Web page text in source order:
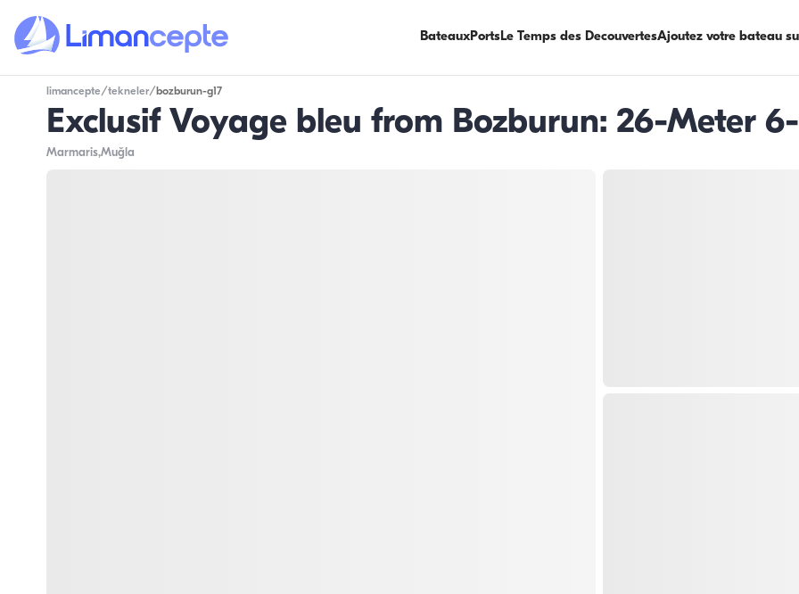
BateauxPortsLe Temps des DecouvertesAjoutez votre bateau
limancepte/tekneler/ bozburun-g17
Exclusif Voyage bleu from Bozburun: 26-Meter
Marmaris,Muğla